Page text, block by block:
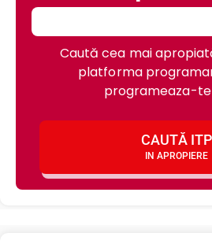
Caută cea mai
platforma
programeaza-te
CAUTĂ ITP
IN APROPIERE